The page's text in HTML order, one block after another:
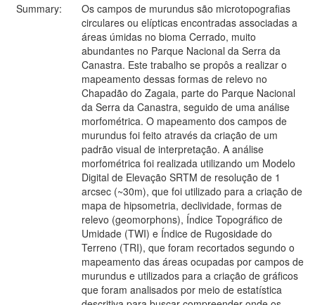
Summary:
Os campos de murundus são microtopografias
circulares ou elípticas encontradas associadas a
áreas úmidas no bioma Cerrado, muito
abundantes no Parque Nacional da Serra da
Canastra. Este trabalho se propôs a realizar o
mapeamento dessas formas de relevo no
Chapadão do Zagaia, parte do Parque Nacional
da Serra da Canastra, seguido de uma análise
morfométrica. O mapeamento dos campos de
murundus foi feito através da criação de um
padrão visual de interpretação. A análise
morfométrica foi realizada utilizando um Modelo
Digital de Elevação SRTM de resolução de 1
arcsec (~30m), que foi utilizado para a criação de
mapa de hipsometria, declividade, formas de
relevo (geomorphons), Índice Topográfico de
Umidade (TWI) e Índice de Rugosidade do
Terreno (TRI), que foram recortados segundo o
mapeamento das áreas ocupadas por campos de
murundus e utilizados para a criação de gráficos
que foram analisados por meio de estatística